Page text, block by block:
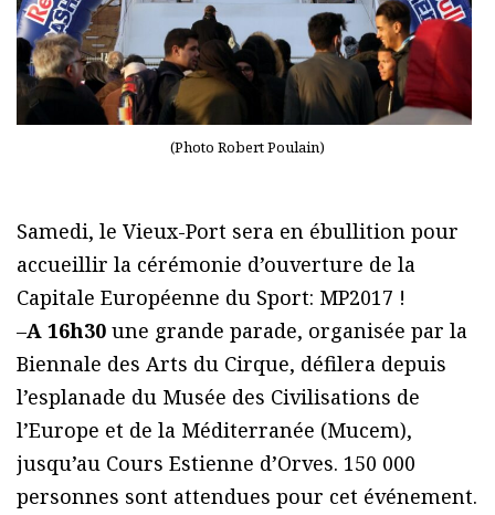
(Photo Robert Poulain)
Samedi, le Vieux-Port sera en ébullition pour
accueillir la cérémonie d’ouverture de la
Capitale Européenne du Sport: MP2017 !
–A 16h30 une grande parade, organisée par la
Biennale des Arts du Cirque, défilera depuis
l’esplanade du Musée des Civilisations de
l’Europe et de la Méditerranée (Mucem),
jusqu’au Cours Estienne d’Orves. 150 000
personnes sont attendues pour cet événement.